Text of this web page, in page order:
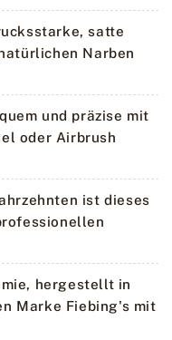
satte
Narben
und präzise mit
oder Airbrush
ist dieses
hergestellt in
Marke Fiebing's mit